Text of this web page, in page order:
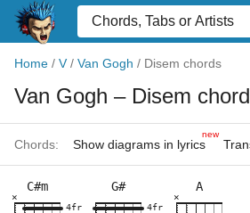
Home / V / Van Gogh / Disem chords
Van Gogh – Disem
Chords: Show diagrams in lyrics
new
C#m
×
4fr
G#
4fr
A
×